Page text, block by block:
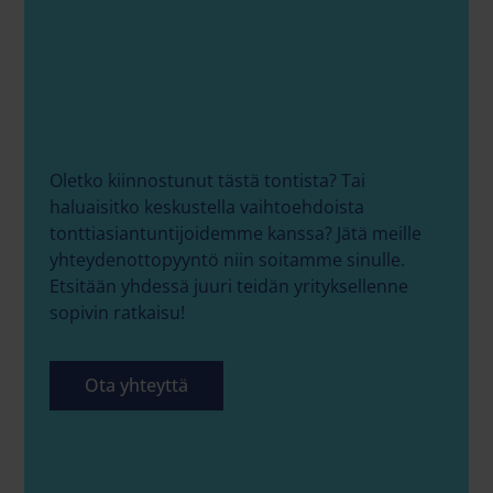
Oletko kiinnostunut tästä tontista? Tai
haluaisitko keskustella vaihtoehdoista
tonttiasiantuntijoidemme kanssa? Jätä meille
yhteydenottopyyntö niin soitamme sinulle.
Etsitään yhdessä juuri teidän yrityksellenne
sopivin ratkaisu!
Ota yhteyttä